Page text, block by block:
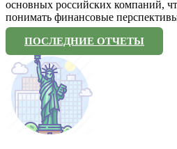
основных российских компаний,
понимать финансовые
ПОСЛЕДНИЕ ОТЧЕТЫ